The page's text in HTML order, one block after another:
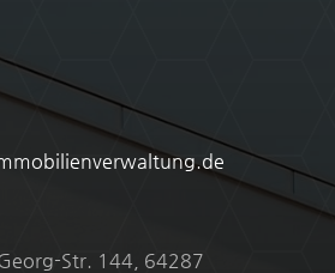
Str. 144, 64287